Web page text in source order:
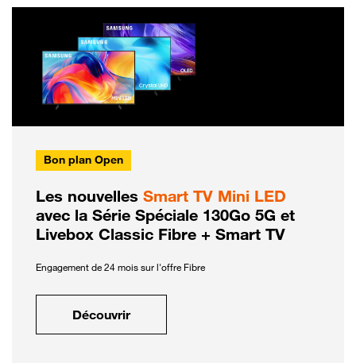
Bon plan Open
Les nouvelles Smart TV Mini LED
avec la Série Spéciale 130Go 5G et
Livebox Classic Fibre + Smart TV
Engagement de 24 mois sur l'offre Fibre
Découvrir